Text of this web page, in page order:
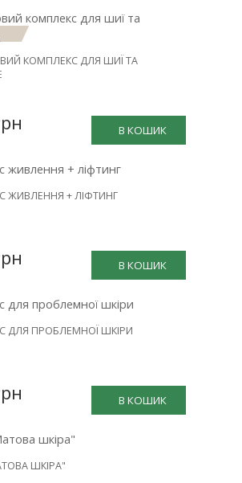
КОМПЛЕКС ДЛЯ ШИЇ ТА
В КОШИК
ЖИВЛЕННЯ + ЛІФТИНГ
В КОШИК
ДЛЯ ПРОБЛЕМНОЇ ШКІРИ
В КОШИК
ШКІРА"